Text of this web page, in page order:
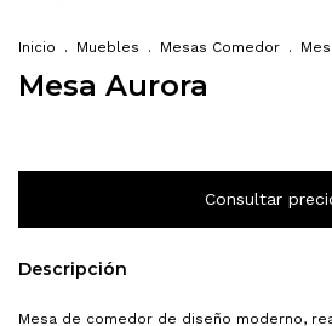
Inicio . Muebles . Mesas Comedor .
Mesa Aurora
Descripción
Mesa de comedor de diseño moderno,